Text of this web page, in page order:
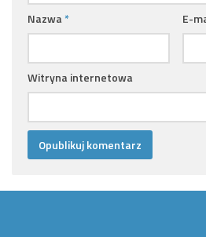
Nazwa * E-
Witryna internetowa